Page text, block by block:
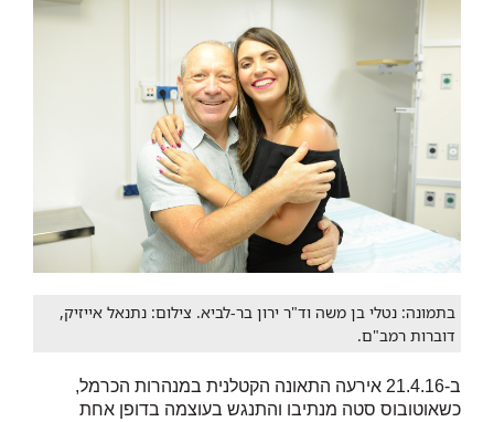
בתמונה: נטלי בן משה וד"ר ירון בר-לביא. צילום: נתנאל אייזיק,
דוברות רמב"ם.
ב-21.4.16 אירעה התאונה הקטלנית במנהרות הכרמל,
כשאוטובוס סטה מנתיבו והתנגש בעוצמה בדופן אחת